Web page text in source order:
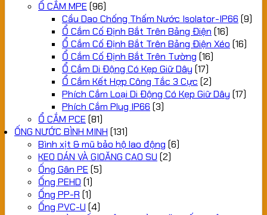
Ổ CẮM MPE (96)
Cầu Dao Chống Thấm Nước Isolator-IP66 (9)
Ổ Cắm Cố Định Bắt Trên Bảng Điện (16)
Ổ Cắm Cố Định Bắt Trên Bảng Điện Xéo (16)
Ổ Cắm Cố Định Bắt Trên Tường (16)
Ổ Cắm Di Động Có Kẹp Giữ Dây (17)
Ổ Cắm Kết Hợp Công Tắc 3 Cực (2)
Phích Cắm Loại Di Động Có Kẹp Giữ Dây (17)
Phích Cắm Plug IP66 (3)
Ổ CẮM PCE (81)
ỐNG NƯỚC BÌNH MINH (131)
Bình xịt & mũ bảo hộ lao động (6)
KEO DÁN VÀ GIOĂNG CAO SU (2)
Ống Gân PE (5)
Ống PEHD (1)
Ống PP-R (1)
Ống PVC-U (4)